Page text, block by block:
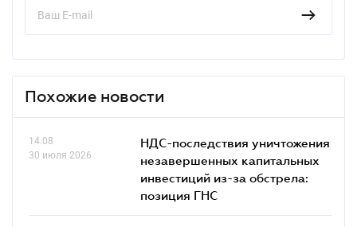
Похожие новости
14.08
30 июля 2026
НДС-последствия уничтожения
незавершенных капитальных
инвестиций из-за обстрела:
позиция ГНС